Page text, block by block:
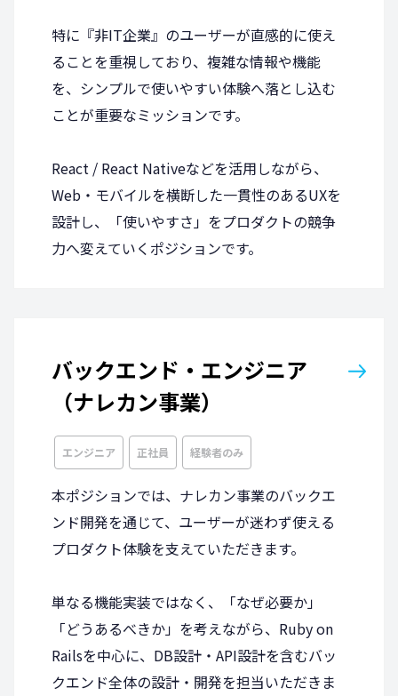
特に『非IT企業』のユーザーが直感的に使え
ることを重視しており、複雑な情報や機能
を、シンプルで使いやすい体験へ落とし込む
ことが重要なミッションです。
React / React Nativeなどを活用しながら、
Web・モバイルを横断した一貫性のあるUXを
設計し、「使いやすさ」をプロダクトの競争
力へ変えていくポジションです。
バックエンド・エンジニア
（ナレカン事業）
エンジニア 正社員 経験者のみ
本ポジションでは、ナレカン事業のバックエ
ンド開発を通じて、ユーザーが迷わず使える
プロダクト体験を支えていただきます。
単なる機能実装ではなく、「なぜ必要か」
「どうあるべきか」を考えながら、Ruby on
Railsを中心に、DB設計・API設計を含むバッ
クエンド全体の設計・開発を担当いただきま